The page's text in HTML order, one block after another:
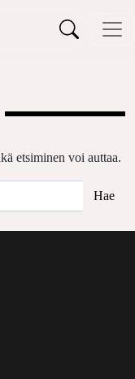
etsiminen voi auttaa.